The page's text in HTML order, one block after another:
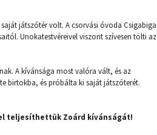
játszótér volt. A csorvási óvoda Csigabiga
Unokatestvéreivel viszont szívesen tölti az
A kívánsága most valóra vált, és az
birtokba, és próbálta ki saját játszóterét.
teljesíthettük Zoárd kívánságát!